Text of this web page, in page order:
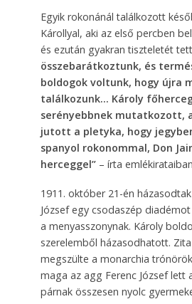
Egyik rokonánál találkozott
Károllyal, aki az első percben
és ezután gyakran tiszteletét
összebarátkoztunk, és
boldogok voltunk, hogy újra
találkozunk… Károly
serényebbnek mutatkozott,
jutott a pletyka, hogy
spanyol rokonommal, Don
herceggel”– írta
1911. október 21-én
József egy csodaszép
a menyasszonynak. Károly
szerelemből házasodhatott.
megszülte a monarchia
maga az agg Ferenc József lett
párnak összesen nyolc